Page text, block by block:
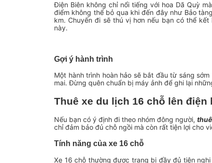
Điện Biên không chỉ nổi tiếng với hoa Dã Quỳ
điểm không thể bỏ qua khi đến đây như Bảo
km. Chuyến đi sẽ thú vị hơn nếu bạn có thể
này.
Gợi ý hành trình
Một hành trình hoàn hảo sẽ bắt đầu từ sáng
mai. Đừng quên chuẩn bị máy ảnh để ghi lại
Thuê xe du lịch 16 chỗ lên điện
Nếu bạn có ý định đi theo nhóm đông người,
chỉ đảm bảo đủ chỗ ngồi mà còn rất tiện lợi cho
Tính năng của xe 16 chỗ
Xe 16 chỗ thường được trang bị đầy đủ tiện